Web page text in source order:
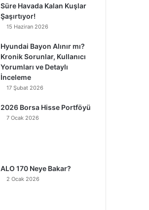
Süre Havada Kalan Kuşlar
Şaşırtıyor!
15 Haziran 2026
Hyundai Bayon Alınır mı?
Kronik Sorunlar, Kullanıcı
Yorumları ve Detaylı
İnceleme
17 Şubat 2026
2026 Borsa Hisse Portföyü
7 Ocak 2026
ALO 170 Neye Bakar?
2 Ocak 2026